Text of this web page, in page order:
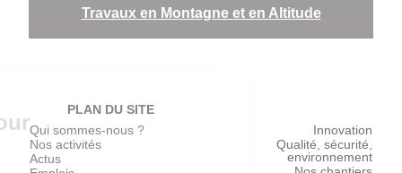
Travaux en Montagne et en Altitude
PLAN DU SITE
Qui sommes-nous ?
Nos activités
Actus
Innovation
Qualité, sécurité,
environnement
We respect your
privacy